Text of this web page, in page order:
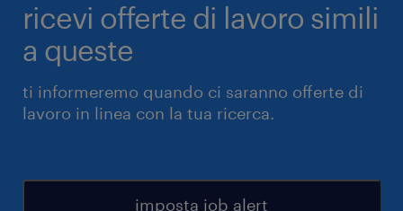
ricevi offerte di lavoro simili
a queste
ti informeremo quando ci saranno offerte di
lavoro in linea con la tua ricerca.
imposta job alert